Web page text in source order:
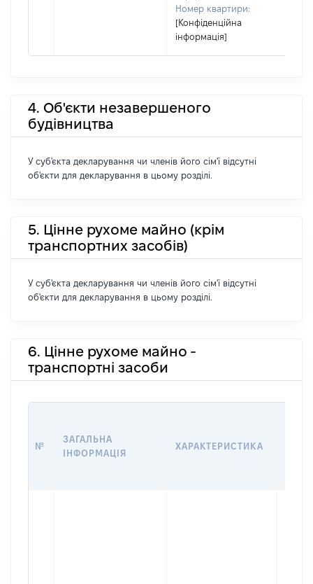
Номер квартири:
[Конфіденційна
інформація]
4. Об'єкти незавершеного
будівництва
У суб'єкта декларування чи членів його сім'ї відсутні
об'єкти для декларування в цьому розділі.
5. Цінне рухоме майно (крім
транспортних засобів)
У суб'єкта декларування чи членів його сім'ї відсутні
об'єкти для декларування в цьому розділі.
6. Цінне рухоме майно -
транспортні засоби
№
ЗАГАЛЬНА
ІНФОРМАЦІЯ
ХАРАКТЕРИСТИКА